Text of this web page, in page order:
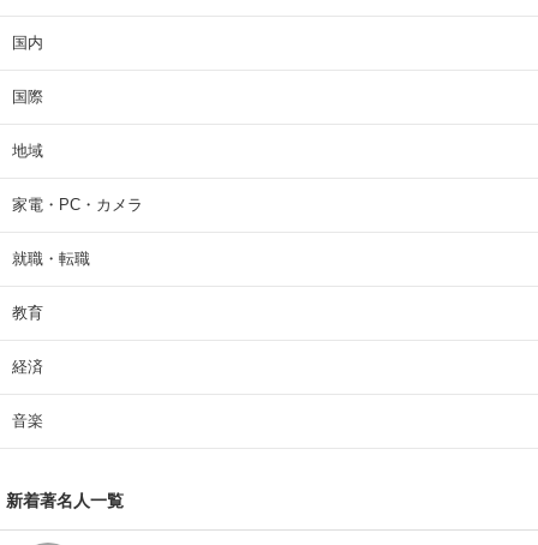
国内
国際
地域
家電・PC・カメラ
就職・転職
教育
経済
音楽
新着著名人一覧